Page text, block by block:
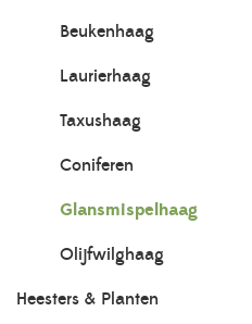
Beukenhaag
Laurierhaag
Taxushaag
Coniferen
Glansmispelhaag
Olijfwilghaag
Heesters & Planten